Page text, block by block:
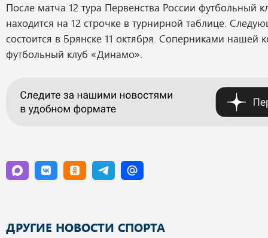
После матча 12 тура Первенства России футбольный
находится на 12 строчке в турнирной таблице.
состоится в Брянске 11 октября. Соперниками нашей
футбольный клуб «Динамо».
ДРУГИЕ НОВОСТИ СПОРТА